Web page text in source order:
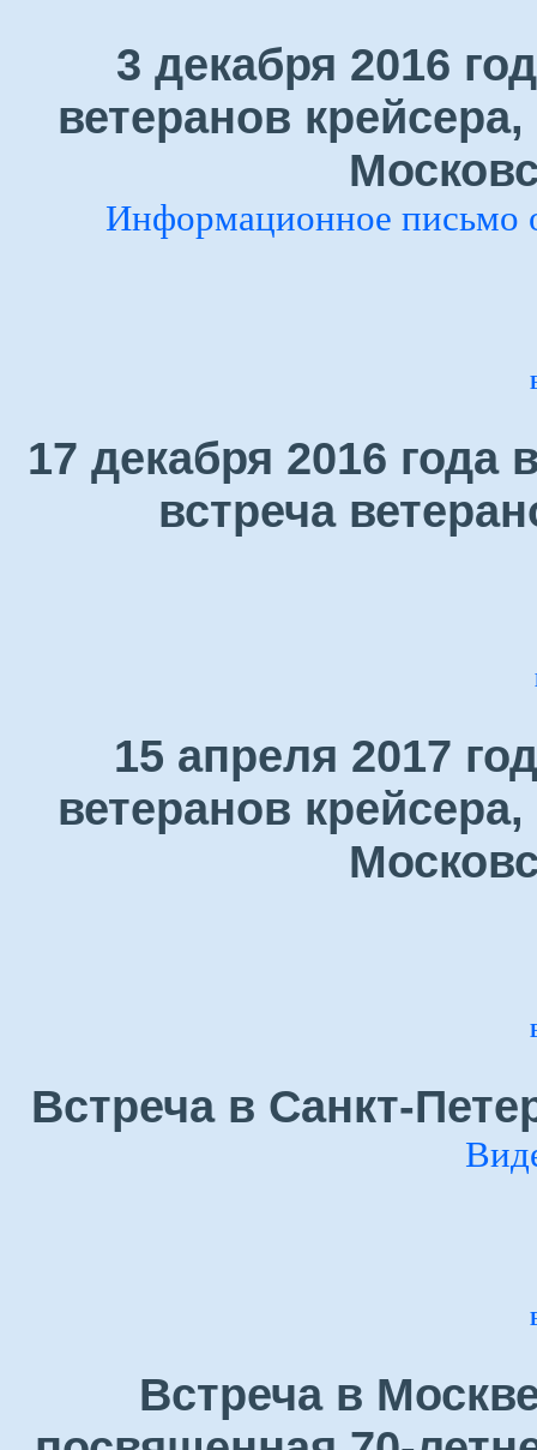
3 декабря 2016
ветеранов
Информационное письмо
17 декабря 2016 года
встреча
15 апреля 2017
ветеранов
Встреча в Санкт-
Встреча в